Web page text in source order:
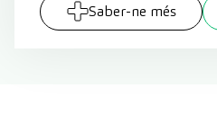
Saber-ne més